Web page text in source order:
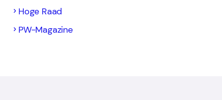
Hoge Raad
PW-Magazine